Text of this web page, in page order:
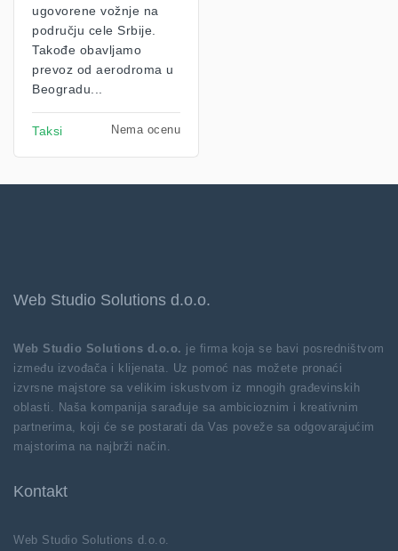
ugovorene vožnje na
području cele Srbije.
Takođe obavljamo
prevoz od aerodroma u
Beogradu...
Taksi Nema ocenu
Web Studio Solutions d.o.o.
Web Studio Solutions d.o.o. je firma koja se bavi posredništvom
između izvođača i klijenata. Uz pomoć nas možete pronaći
izvrsne majstore sa velikim iskustvom iz mnogih građevinskih
oblasti. Naša kompanija sarađuje sa ambicioznim i kreativnim
partnerima, koji će se postarati da Vas poveže sa odgovarajućim
majstorima na najbrži način.
Kontakt
Web Studio Solutions d.o.o.